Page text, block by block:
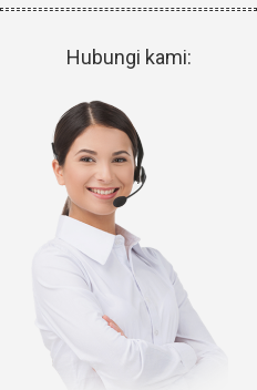
Hubungi kami: